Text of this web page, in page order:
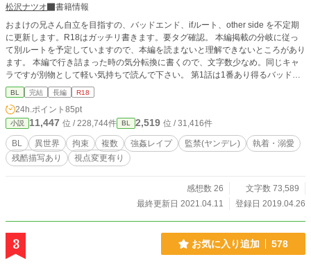
「星マーク★」が付いている話数は、 表紙絵や挿絵がある回
にも投稿しています。 初回の四話同時公開以降、なろうに追
いつくまでは毎日20時に一話ずつ更新していきます♪
松沢ナツオ
書籍情報
おまけの兄さん自立を目指すの、バッドエンド、ifルート、other side を不定期
に更新します。R18はガッチリ書きます。要タグ確認。 本編掲載の分岐に従っ
て別ルートを予定していますので、本編を読まないと理解できないところがあり
ます。 本編で行き詰まった時の気分転換に書くので、文字数少なめ。同じキャ
ラですが別物として軽い気持ちで読んで下さい。 第1話は1番あり得るバッドエ
ンドなので書きました。バッドエンドはBE表示します。 主人公のハッピー大好
きな方は注意。 バッドにはモブ姦、暴力、レイプ、死亡あり。冒頭予告します
ので、地雷の方は回避で。あまりモブ姦、強姦物は好きではないので、多くは書
きません。 各キャラバッド&ハッピーエンド、愛のある執着、監禁、拘束あり。
その他、本編に入れなかった別視点のラブラブR１８などは＊の印付きで掲載予
定。 あの時、あのキャラはどんな気持ちだった？の様な感じでです。 もしかし
たら主人公以外のカップルも書くかもです。
BL 完結 長編 R18
24h.ポイント 85pt
小説 11,447 位 / 228,744件 BL 2,519 位 / 31,416件
BL 異世界 拘束 複数 強姦レイプ 監禁(ヤンデレ)
執着・溺愛
残酷描写あり
視点変更有り
感想数 26
文字数 73,589
最終更新日 2021.04.11
登録日 2019.04.26
3 お気に入り追加 578